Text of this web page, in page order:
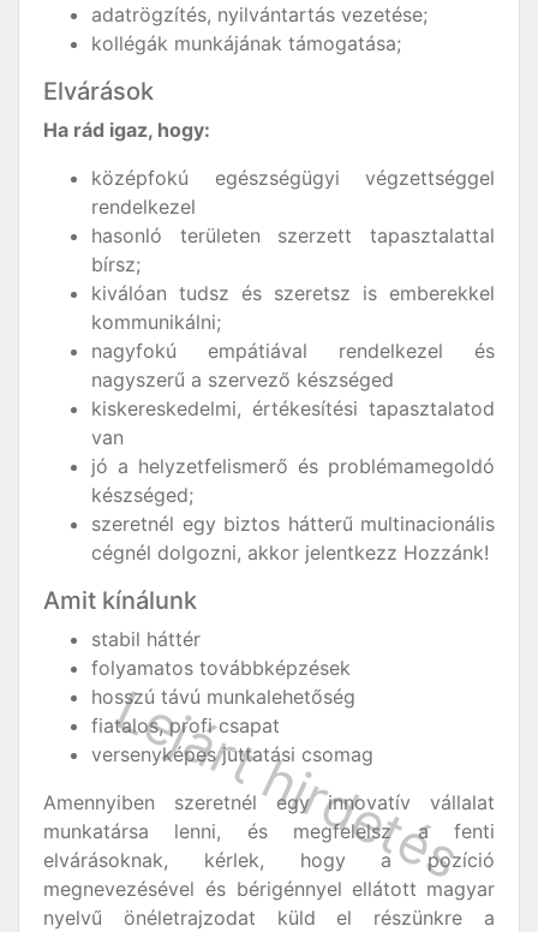
adatrögzítés, nyilvántartás vezetése;
kollégák munkájának támogatása;
Elvárások
Ha rád igaz, hogy:
középfokú egészségügyi végzettséggel
rendelkezel
hasonló területen szerzett tapasztalattal
bírsz;
kiválóan tudsz és szeretsz is emberekkel
kommunikálni;
nagyfokú empátiával rendelkezel és
nagyszerű a szervező készséged
kiskereskedelmi, értékesítési tapasztalatod
van
jó a helyzetfelismerő és problémamegoldó
készséged;
szeretnél egy biztos hátterű multinacionális
cégnél dolgozni, akkor jelentkezz Hozzánk!
Amit kínálunk
stabil háttér
folyamatos továbbképzések
hosszú távú munkalehetőség
fiatalos, profi csapat
versenyképes juttatási csomag
Amennyiben szeretnél egy innovatív vállalat
munkatársa lenni, és megfelelsz a fenti
elvárásoknak, kérlek, hogy a pozíció
megnevezésével és bérigénnyel ellátott magyar
nyelvű önéletrajzodat küld el részünkre a